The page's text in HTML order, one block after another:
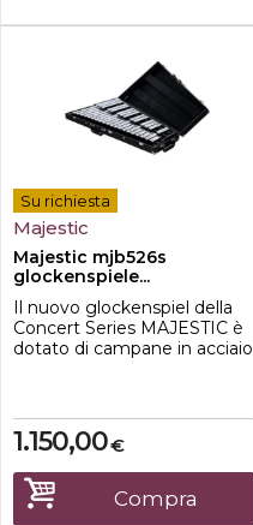
Su richiesta
Majestic
Majestic mjb526s
glockenspiele...
Il nuovo glockenspiel della
Concert Series MAJESTIC è
dotato di campane in acciaio
montate singolarmente
offrono maggiore chiarezza
tonale, risonanza e sustain.
Questo set è disponibile in
una resistente custodia in
€
1.150,00
Compra